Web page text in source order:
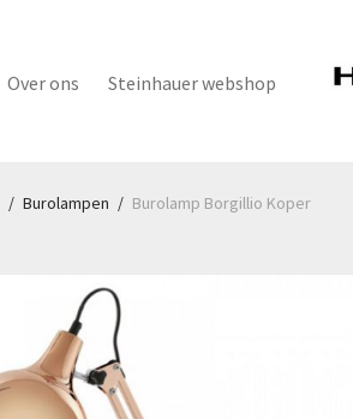
Over ons Steinhauer webshop
/ Burolampen / Burolamp Borgillio Koper